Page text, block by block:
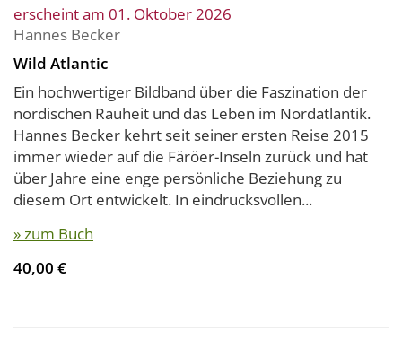
erscheint am 01. Oktober 2026
Hannes Becker
Wild Atlantic
Ein hochwertiger Bildband über die Faszination der
nordischen Rauheit und das Leben im Nordatlantik.
Hannes Becker kehrt seit seiner ersten Reise 2015
immer wieder auf die Färöer-Inseln zurück und hat
über Jahre eine enge persönliche Beziehung zu
diesem Ort entwickelt. In eindrucksvollen...
» zum Buch
40,00 €